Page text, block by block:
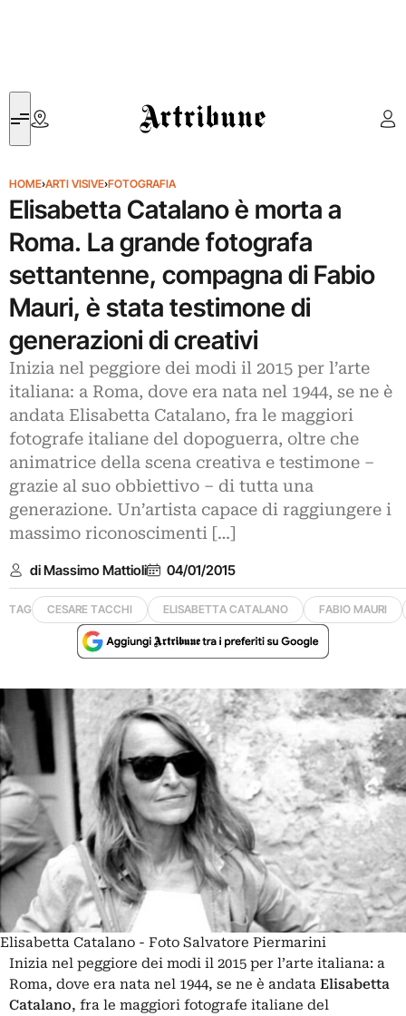
Artribune
HOME›ARTI VISIVE›FOTOGRAFIA
Elisabetta Catalano è morta a
Roma. La grande fotografa
settantenne, compagna di Fabio
Mauri, è stata testimone di
generazioni di creativi
Inizia nel peggiore dei modi il 2015 per l’arte
italiana: a Roma, dove era nata nel 1944, se ne è
andata Elisabetta Catalano, fra le maggiori
fotografe italiane del dopoguerra, oltre che
animatrice della scena creativa e testimone –
grazie al suo obbiettivo – di tutta una
generazione. Un’artista capace di raggiungere i
massimo riconoscimenti […]
di Massimo Mattioli 04/01/2015
TAG CESARE TACCHI ELISABETTA CATALANO FABIO MAURI
Elisabetta Catalano - Foto Salvatore Piermarini
Inizia nel peggiore dei modi il 2015 per l’arte italiana: a
Roma, dove era nata nel 1944, se ne è andata Elisabetta
Catalano, fra le maggiori fotografe italiane del